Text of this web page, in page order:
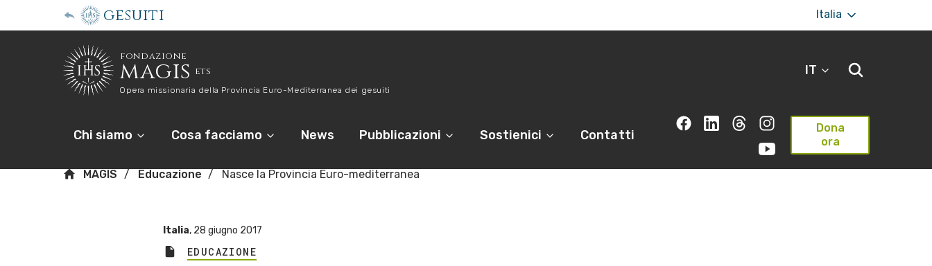
gesuiti Italia
fondazione
magis ets
Opera missionaria della Provincia Euro-Mediterranea dei gesuiti
IT
Chi siamo Cosa facciamo News Pubblicazioni Sostienici Contatti
Dona
ora
MAGIS Educazione Nasce la Provincia Euro-mediterranea
Italia, 28 giugno 2017
EDUCAZIONE